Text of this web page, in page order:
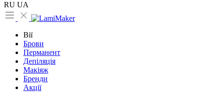
RU UA
Вії
Брови
Перманент
Депіляція
Макіяж
Бренди
Акції